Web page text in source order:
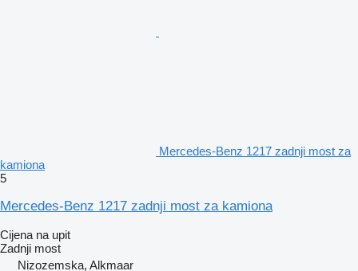
Mercedes-Benz 1217 zadnji most za
kamiona
5
Mercedes-Benz 1217 zadnji most za kamiona
Cijena na upit
Zadnji most
Nizozemska, Alkmaar